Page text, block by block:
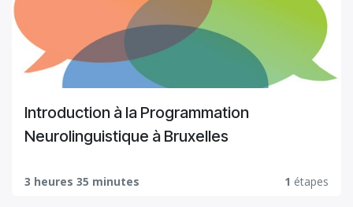
Introduction à la Programmation
Neurolinguistique à Bruxelles
3 heures 35 minutes 1 étapes